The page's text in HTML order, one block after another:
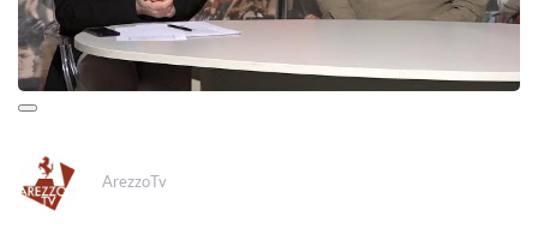
ArezzoTv